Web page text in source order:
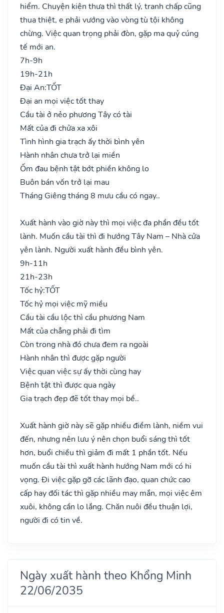
hiểm. Chuyện kiện thưa thì thất lý, tranh chấp cũng
thua thiệt, e phải vướng vào vòng tù tội không
chừng. Việc quan trọng phải đòn, gặp ma quỷ cúng
tế mới an.
7h-9h
19h-21h
Đại An:TỐT
Đại an mọi việc tốt thay
Cầu tài ở nẻo phương Tây có tài
Mất của đi chửa xa xôi
Tình hình gia trạch ấy thời bình yên
Hành nhân chưa trở lại miền
Ốm đau bệnh tật bớt phiền không lo
Buôn bán vốn trở lại mau
Tháng Giêng tháng 8 mưu cầu có ngay..
Xuất hành vào giờ này thì mọi việc đa phần đều tốt
lành. Muốn cầu tài thì đi hướng Tây Nam – Nhà cửa
yên lành. Người xuất hành đều bình yên.
9h-11h
21h-23h
Tốc hỷ:TỐT
Tốc hỷ mọi việc mỹ miều
Cầu tài cầu lộc thì cầu phương Nam
Mất của chẳng phải đi tìm
Còn trong nhà đó chưa đem ra ngoài
Hành nhân thì được gặp người
Việc quan việc sự ấy thời cùng hay
Bệnh tật thì được qua ngày
Gia trạch đẹp đẽ tốt thay mọi bề..
Xuất hành giờ này sẽ gặp nhiều điềm lành, niềm vui
đến, nhưng nên lưu ý nên chọn buổi sáng thì tốt
hơn, buổi chiều thì giảm đi mất 1 phần tốt. Nếu
muốn cầu tài thì xuất hành hướng Nam mới có hi
vọng. Đi việc gặp gỡ các lãnh đạo, quan chức cao
cấp hay đối tác thì gặp nhiều may mắn, mọi việc êm
xuôi, không cần lo lắng. Chăn nuôi đều thuận lợi,
người đi có tin về.
Ngày xuất hành theo Khổng Minh
22/06/2035